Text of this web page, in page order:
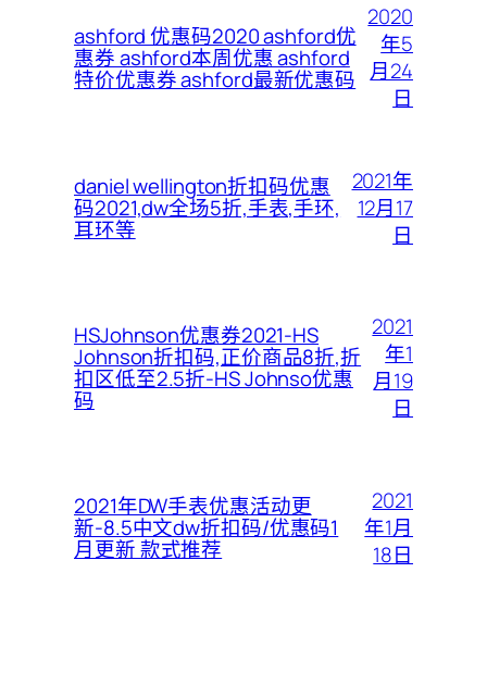
ashford 优惠码2020 ashford优
惠券 ashford本周优惠 ashford
特价优惠券 ashford最新优惠码
2020
年5
月24
日
daniel wellington折扣码优惠
码2021,dw全场5折,手表,手环,
耳环等
2021年
12月17
日
HSJohnson优惠券2021-HS
Johnson折扣码,正价商品8折,折
扣区低至2.5折-HS Johnso优惠
码
2021
年1
月19
日
2021年DW手表优惠活动更
新-8.5中文dw折扣码/优惠码1
月更新 款式推荐
2021
年1月
18日